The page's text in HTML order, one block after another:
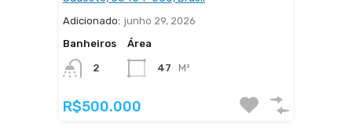
Adicionado: junho 29, 2026
Banheiros
2
Área
47 M²
R$500.000